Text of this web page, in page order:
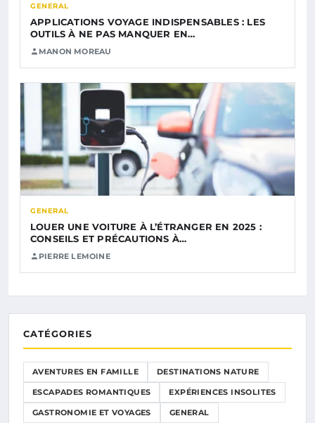
GENERAL
APPLICATIONS VOYAGE INDISPENSABLES : LES
OUTILS À NE PAS MANQUER EN…
MANON MOREAU
GENERAL
LOUER UNE VOITURE À L’ÉTRANGER EN 2025 :
CONSEILS ET PRÉCAUTIONS À…
PIERRE LEMOINE
CATÉGORIES
AVENTURES EN FAMILLE DESTINATIONS NATURE
ESCAPADES ROMANTIQUES EXPÉRIENCES INSOLITES
GASTRONOMIE ET VOYAGES GENERAL